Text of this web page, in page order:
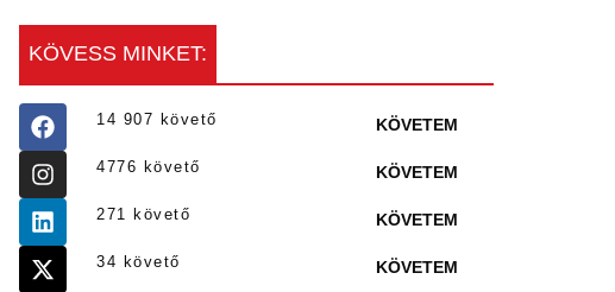
KÖVESS MINKET:
14 907 követő KÖVETEM
4776 követő KÖVETEM
271 követő KÖVETEM
34 követő KÖVETEM